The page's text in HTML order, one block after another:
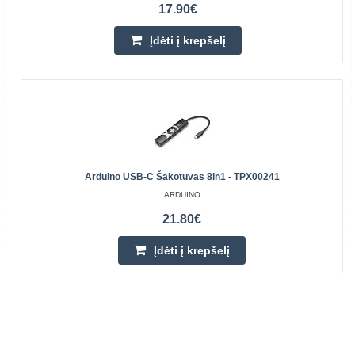
17.90€
Įdėti į krepšelį
Arduino USB-C Šakotuvas 8in1 - TPX00241
ARDUINO
21.80€
Įdėti į krepšelį